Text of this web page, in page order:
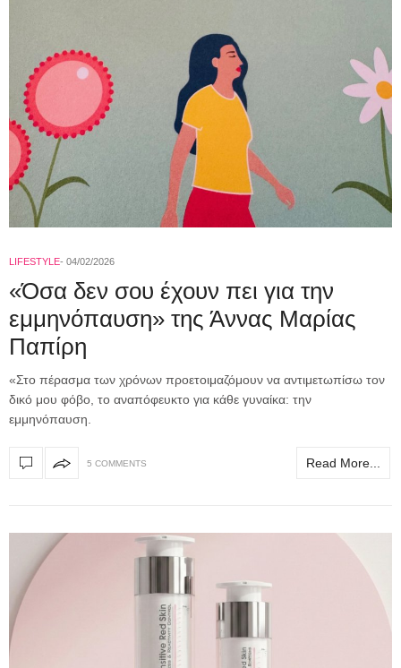
LIFESTYLE 04/02/2026
«Όσα δεν σου έχουν πει για την
εμμηνόπαυση» της Άννας Μαρίας
Παπίρη
«Στο πέρασμα των χρόνων προετοιμαζόμουν να αντιμετωπίσω τον
δικό μου φόβο, το αναπόφευκτο για κάθε γυναίκα: την
εμμηνόπαυση.
5 COMMENTS Read More...